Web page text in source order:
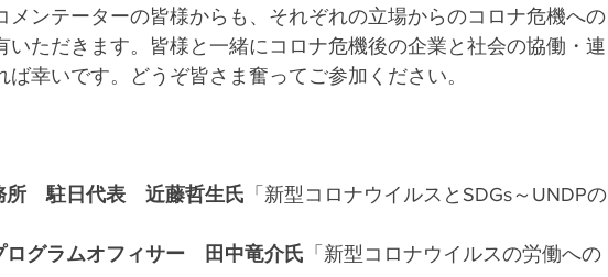
メンテーターの皆様からも、それぞれの立場からのコロナ危機への
いただきます。皆様と一緒にコロナ危機後の企業と社会の協働・連
ば幸いです。どうぞ皆さま奮ってご参加ください。
　駐日代表　近藤哲生氏 「新型コロナウイルスとSDGs～UNDPの
ログラムオフィサー　田中竜介氏 「新型コロナウイルスの労働への